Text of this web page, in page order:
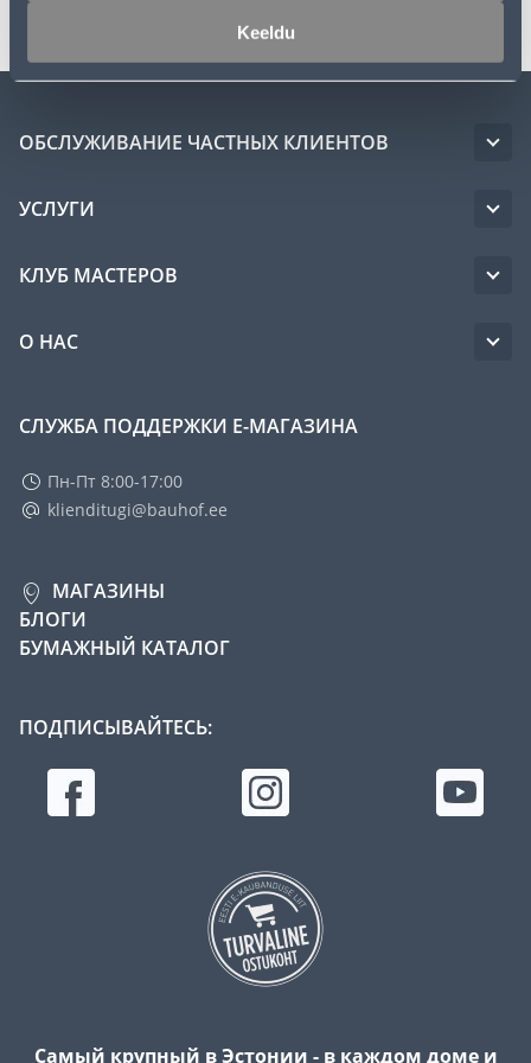
Keeldu
ОБСЛУЖИВАНИЕ ЧАСТНЫХ КЛИЕНТОВ
УСЛУГИ
КЛУБ МАСТЕРОВ
О НАС
СЛУЖБА ПОДДЕРЖКИ Е-МАГАЗИНА
Пн-Пт 8:00-17:00
klienditugi@bauhof.ee
МАГАЗИНЫ
БЛОГИ
БУМАЖНЫЙ КАТАЛОГ
ПОДПИСЫВАЙТЕСЬ:
Самый крупный в Эстонии - в каждом доме и